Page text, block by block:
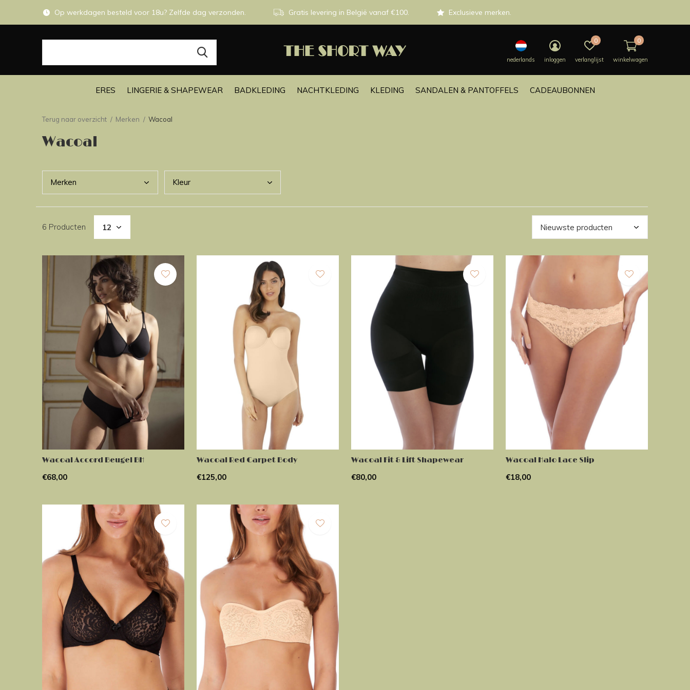
ERES LINGERIE & SHAPEWEAR BADKLEDING NACHTKLEDING KLEDING SANDALEN & PANTOFFELS CADEAUBONNEN
nederlands inloggen verlanglijst
0
winkelwagen
0
Op werkdagen besteld voor 18u? Zelfde dag verzonden. Gratis levering in België vanaf €100. Exclusieve merken.
Terug naar overzicht Merken Wacoal
Wacoal
Merken Kleur
6 Producten
Wacoal Accord Beugel BH
€68,00
Wacoal Red Carpet Body
€125,00
Wacoal Fit & Lift Shapewear
€80,00
Wacoal Halo Lace Slip
€18,00